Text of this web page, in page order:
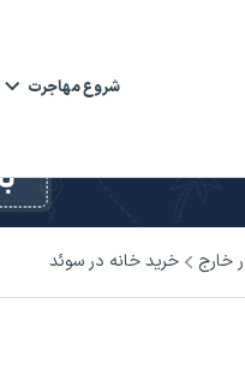
شروع مهاجرت
خارج خرید خانه در سوئد